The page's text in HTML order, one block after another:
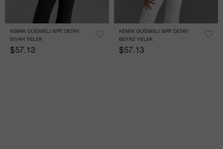
KEMIK DÜĞMELI SIRT DETAY
SIYAH YELEK
$57.13
KEMIK DÜĞMELI SIRT DETAY
BEYAZ YELEK
$57.13